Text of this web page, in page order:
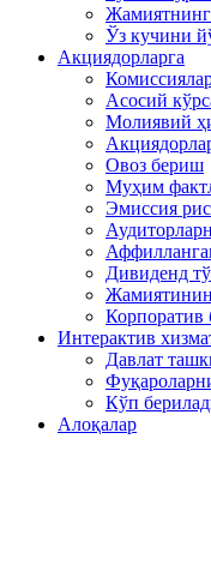
Ўз кучини
Акциядорларга
Асосий
Молиявий
Овоз бериш
Муҳим
Эмиссия
Дивиденд
Корпоратив
Интерактив
Давлат
Кўп
Алоқалар